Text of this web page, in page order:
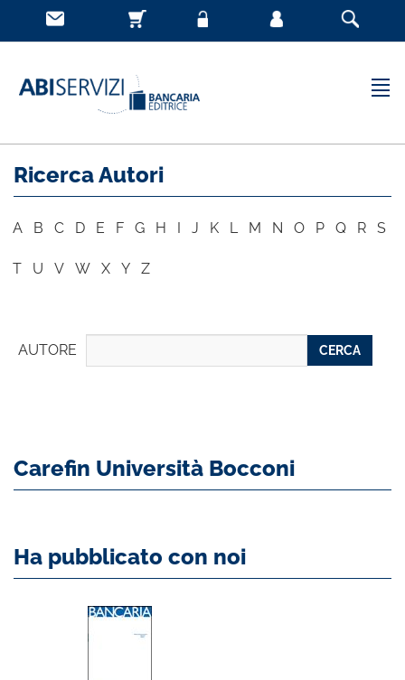
Ricerca Autori
A B C D E F G H I J K L M N O P Q R S
T U V W X Y Z
AUTORE CERCA
Carefin Università Bocconi
Ha pubblicato con noi